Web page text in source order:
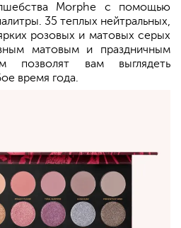
Morphe с помощью
35 теплых нейтральных,
розовых и матовых серых
матовым и праздничным
позволят вам выглядеть
время года.